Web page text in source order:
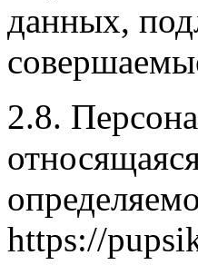
данных,
2.8.
https://